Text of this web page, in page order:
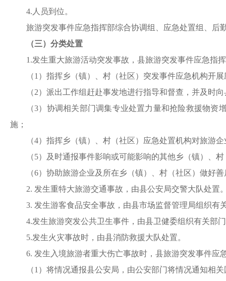
4.人员到位。
旅游突发事件应急指挥部综合协调组、应急处置组、后
（三）分类处置
1.发生重大旅游活动突发事故，县旅游突发事件应急指
（1）指挥乡（镇）、 村（社区） 突发事件应急机构开
（2）派出工作组赶赴事发地进行指导和督查，并及时
（3）协调相关部门调集专业处置力量和抢险救援物资
施；
（4）指挥乡（镇）、 村（社区） 应急处置机构对旅游
（5）及时通报事件影响或可能影响的其他乡（镇）、 村
（6）协助旅游企业及所在乡（镇）、 村（社区） 做好善
2. 发生重特大旅游交通事故，由县公安局交警大队处置
3. 发生游客食品安全事故，由县市场监督管理局组织有
4.发生旅游突发公共卫生事件，由县卫健委组织有关部
5.发生火灾事故时，由县消防救援大队处置。
6. 发生入境旅游者重大伤亡事故时，县旅游突发事件
（1）将情况通报县公安局，由公安部门将情况通知相